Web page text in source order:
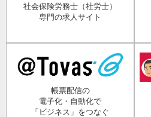
社会保険労務士（社労士）
専門の求人サイト
帳票配信の
電子化・自動化で
「ビジネス」をつなぐ